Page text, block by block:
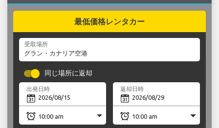
最低価格レンタカー
受取場所
同じ場所に返却
出発日時 返却日時